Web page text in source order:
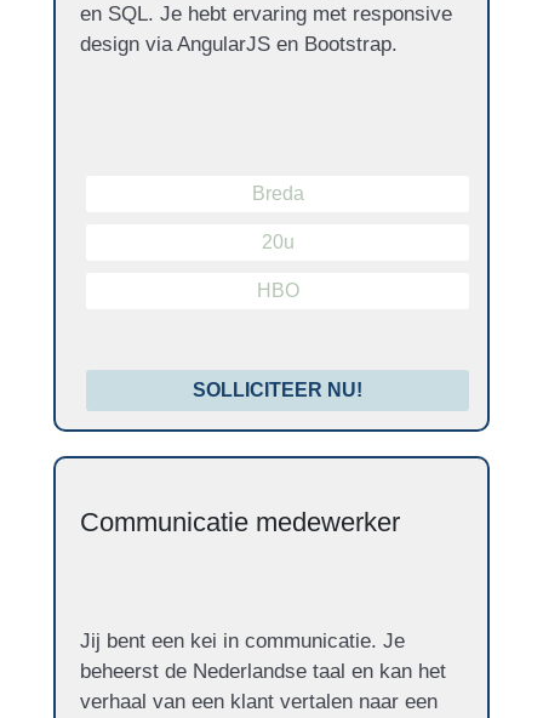
en SQL. Je hebt ervaring met responsive
design via AngularJS en Bootstrap.
Breda
20u
HBO
SOLLICITEER NU!
Communicatie medewerker
Jij bent een kei in communicatie. Je
beheerst de Nederlandse taal en kan het
verhaal van een klant vertalen naar een